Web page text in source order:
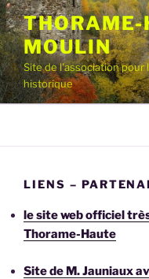
Aller
au
contenu
principal
THORAME-
MOULIN
Site de l'association
historique
LIENS –
le site web officiel
Thorame-Haute
Site de M. Jauniaux